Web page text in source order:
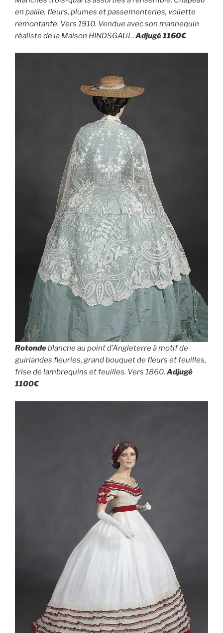
en paille, fleurs, plumes et passementeries, voilette
remontante. Vers 1910. Vendue avec son mannequin
réaliste de la Maison HINDSGAUL. Adjugé 1160€
Rotondeblanche au point d’Angleterre à motif de
guirlandes fleuries, grand bouquet de fleurs et feuilles,
frise de lambrequins et feuilles. Vers 1860. Adjugé
1100€